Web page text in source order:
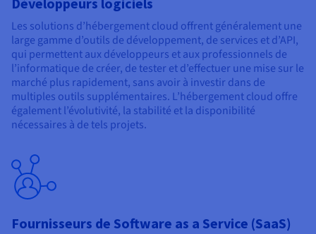
Les solutions d’hébergement cloud offrent généralement une
large gamme d’outils de développement, de services et d’API,
qui permettent aux développeurs et aux professionnels de
l’informatique de créer, de tester et d’effectuer une mise sur le
marché plus rapidement, sans avoir à investir dans de
multiples outils supplémentaires. L’hébergement cloud offre
également l’évolutivité, la stabilité et la disponibilité
nécessaires à de tels projets.
Fournisseurs de Software as a Service (SaaS)